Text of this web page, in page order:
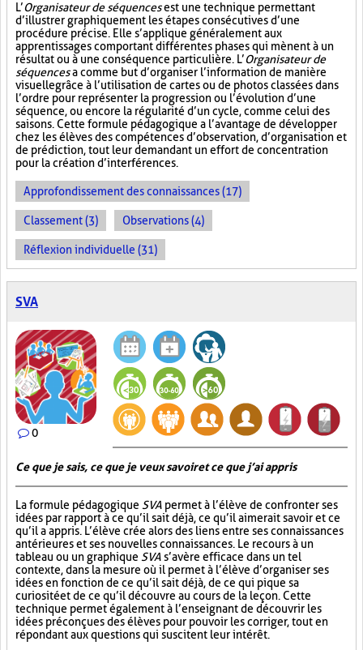
L’Organisateur de séquencesest une technique permettant
d’illustrer graphiquement les étapes consécutives d’une
procédure précise. Elle s’applique généralement aux
apprentissages comportant différentes phases qui mènent à un
résultat ou à une conséquence particulière. L’Organisateur de
séquencesa comme but d’organiser l’information de manière
visuellegrâce à l’utilisation de cartes ou de photos classées dans
l’ordre pour représenter la progression ou l’évolution d’une
séquence, ou encore la régularité d’un cycle, comme celui des
saisons. Cette formule pédagogique a l’avantage de développer
chez les élèves des compétences d’observation, d’organisation et
de prédiction, tout leur demandant un effort de concentration
pour la création d’interférences.
Approfondissement des connaissances (17)
Classement (3) Observations (4)
Réflexion individuelle (31)
SVA
0
Ce que je sais, ce que je veux savoir et ce que j’ai appris
La formule pédagogique SVA permet à l’élève de confronter ses
idées par rapport à ce qu’il sait déjà, ce qu’il aimerait savoir et ce
qu’il a appris. L’élève crée alors des liens entre ses connaissances
antérieures et ses nouvelles connaissances. Le recours à un
tableau ou un graphique SVA s’avère efficace dans un tel
contexte, dans la mesure où il permet à l’élève d’organiser ses
idées en fonction de ce qu’il sait déjà, de ce qui pique sa
curiosité et de ce qu’il découvre au cours de la leçon. Cette
technique permet également à l’enseignant de découvrir les
idées préconçues des élèves pour pouvoir les corriger, tout en
répondant aux questions qui suscitent leur intérêt.